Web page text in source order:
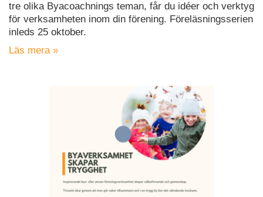
tre olika Byacoachnings teman, får du idéer och verktyg
för verksamheten inom din förening. Föreläsningsserien
inleds 25 oktober.
Läs mera »